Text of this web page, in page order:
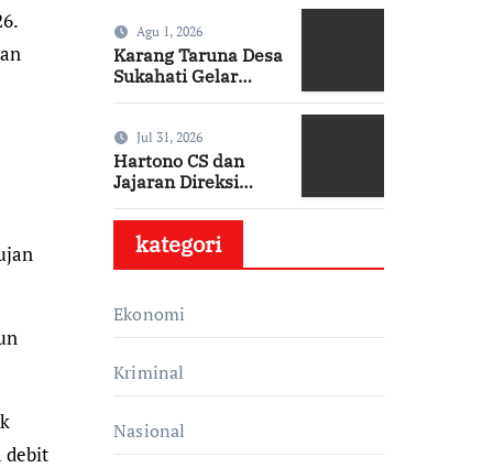
debit
PEREDARAN
TRAMADOL,
INFORMASI
HADIAH
Agu 1, 2026
Karang Taruna Desa
Sukahati Gelar
Semangat
Sportivitas dan
Pembinaan
Jul 31, 2026
Hartono CS dan
Jajaran Direksi
Diduga Gandeng
Bupati, Kuasai
Pasar Citeureup 2
kategori
Ekonomi
Kriminal
Nasional